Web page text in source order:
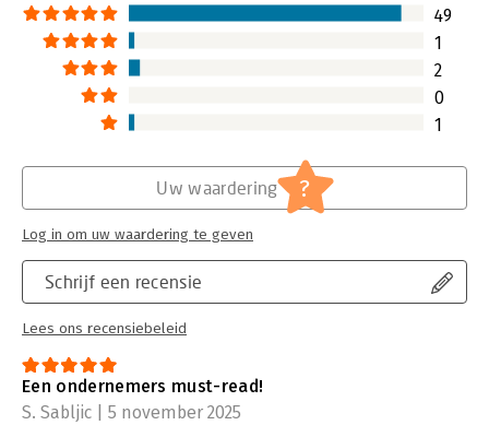
49
1
2
0
1
Schrijf een recensie
Lees ons recensiebeleid
Uw waardering ?
Log in om uw waardering te geven
Een ondernemers must-read!
S. Sabljic | 5 november 2025